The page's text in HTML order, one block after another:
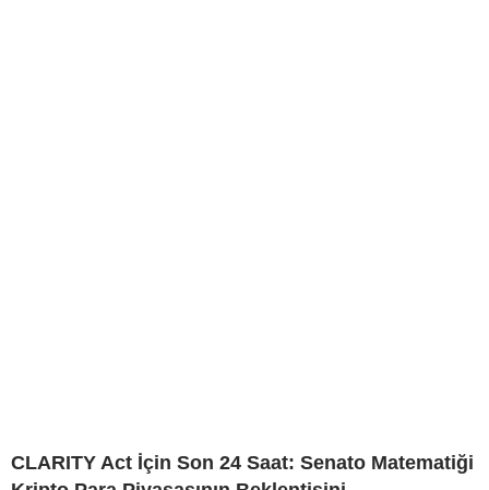
CLARITY Act İçin Son 24 Saat: Senato Matematiği